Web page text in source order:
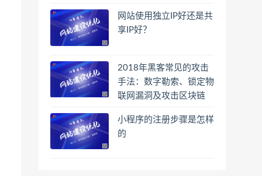
网站使用独立IP好还是共
享IP好？
2018年黑客常见的攻击
手法：数字勒索、锁定物
联网漏洞及攻击区块链
小程序的注册步骤是怎样
的